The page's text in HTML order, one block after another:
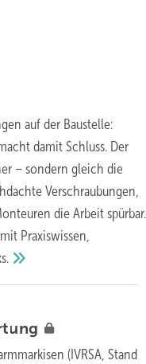
auf der Baustelle:
damit Schluss. Der
– sondern gleich die
Verschraubungen,
die Arbeit spürbar.
Praxiswissen,
(IVRSA, Stand